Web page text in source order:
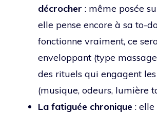
décrocher : même posée
elle pense encore à sa to-
fonctionne vraiment, ce
enveloppant (type
des rituels qui engagent les
(musique, odeurs, lumière
La fatiguée chronique :